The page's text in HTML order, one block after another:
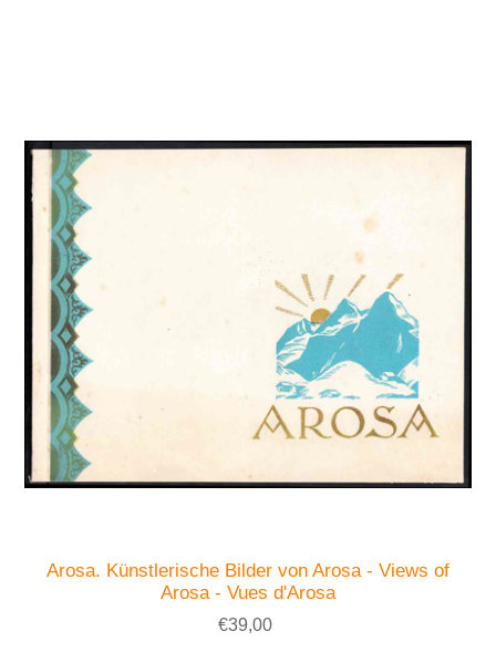
Arosa. Künstlerische Bilder von Arosa - Views of
Arosa - Vues d'Arosa
€39,00